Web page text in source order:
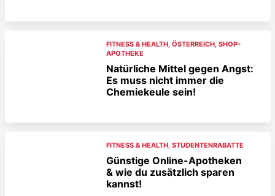
FITNESS & HEALTH, ÖSTERREICH, SHOP-
APOTHEKE
Natürliche Mittel gegen Angst:
Es muss nicht immer die
Chemiekeule sein!
FITNESS & HEALTH, STUDENTENRABATTE
Günstige Online-Apotheken
& wie du zusätzlich sparen
kannst!